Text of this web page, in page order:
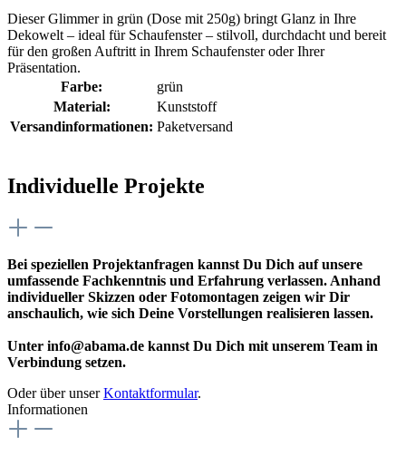
Dieser Glimmer in grün (Dose mit 250g) bringt Glanz in Ihre
Dekowelt – ideal für Schaufenster – stilvoll, durchdacht und bereit
für den großen Auftritt in Ihrem Schaufenster oder Ihrer
Präsentation.
Farbe:
grün
Material:
Kunststoff
Versandinformationen: Paketversand
Individuelle Projekte
Bei speziellen Projektanfragen kannst Du Dich auf unsere
umfassende Fachkenntnis und Erfahrung verlassen. Anhand
individueller Skizzen oder Fotomontagen zeigen wir Dir
anschaulich, wie sich Deine Vorstellungen realisieren lassen.
Unter info@abama.de kannst Du Dich mit unserem Team in
Verbindung setzen.
Oder über unserKontaktformular.
Informationen